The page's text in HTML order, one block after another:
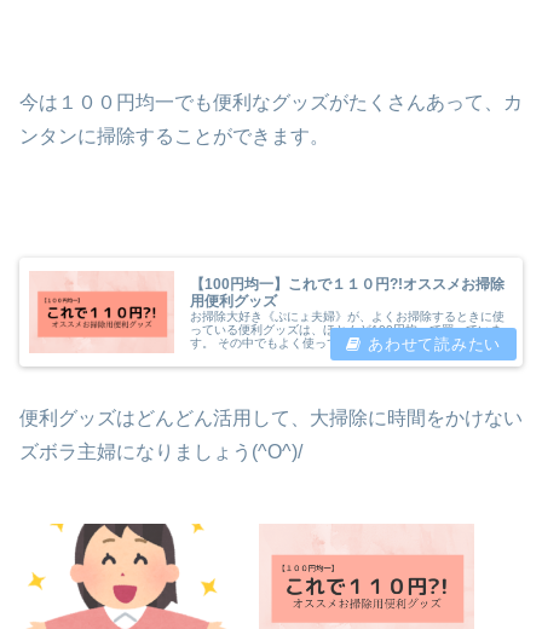
今は１００円均一でも便利なグッズがたくさんあって、カ
ンタンに掃除することができます。
【100円均一】これで１１０円?!オススメお掃除
用便利グッズ
お掃除大好き《ぷにょ夫婦》が、よくお掃除するときに使
っている便利グッズは、ほとんど100円均一で買っていま
す。 その中でもよく使っている『これはスゴイ！』とい
うものを紹介したいと思います(^O^)♪ 【100円均一】これ
で１１０円?!オスス...
便利グッズはどんどん活用して、大掃除に時間をかけない
ズボラ主婦になりましょう(^O^)/